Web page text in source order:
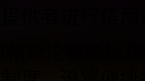
供者进行信用
帖评论服务提